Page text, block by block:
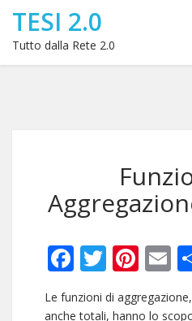
TESI 2.0
Tutto dalla Rete 2.0
Facebook
Twitter
Le funzioni di
anche totali, hanno lo